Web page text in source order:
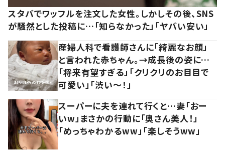
スタバでワッフルを注文した女性。しかしその後、SNS
が騒然とした投稿に…「知らなかった」「ヤバい安い」
産婦人科で看護師さんに「綺麗なお顔」
と言われた赤ちゃん。→成長後の姿に…
「将来有望すぎる」「クリクリのお目目で
可愛い」「渋い～！」
スーパーに夫を連れて行くと…妻「おー
いw」まさかの行動に「奥さん美人！」
「めっちゃわかるww」「楽しそうww」